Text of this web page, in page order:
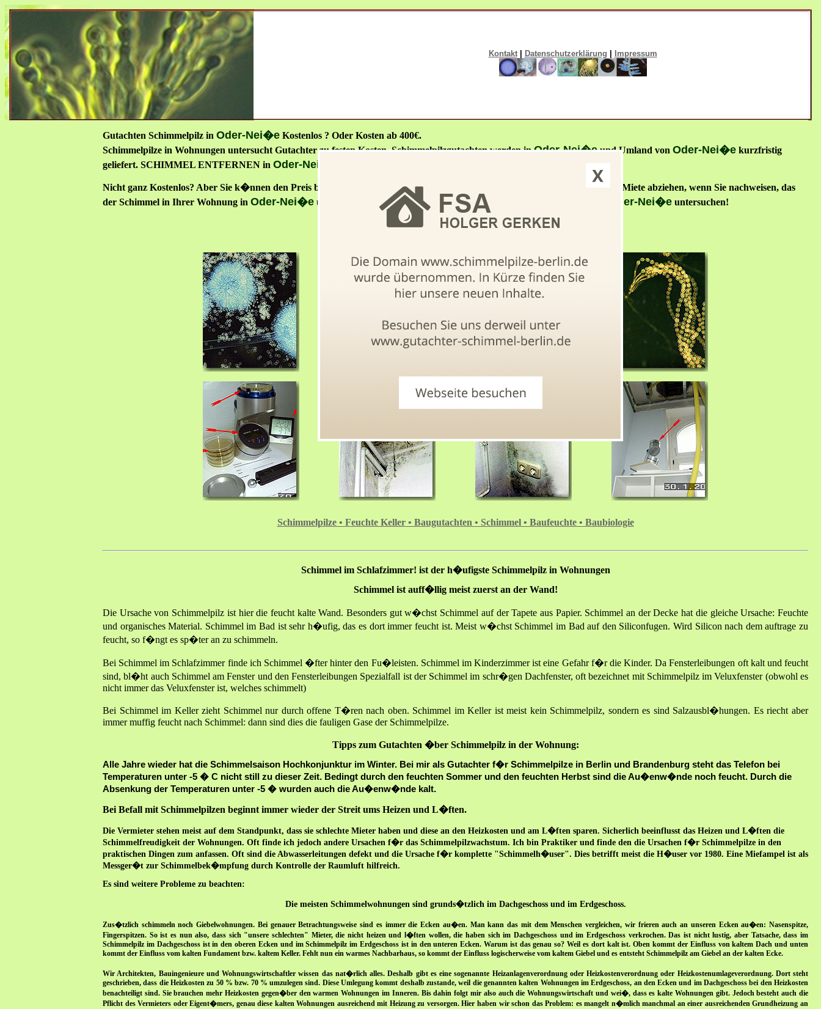
Kontakt| Datenschutzerklärung Impressum
Gutachten Schimmelpilz in Oder-Nei�e Kostenlos ? Oder Kosten ab 400€.
Schimmelpilze in Wohnungen untersucht Gutachter zu festen Kosten. Schimmelpilzgutachten werden inOder-Nei�eund Umland von Oder-Nei�e kurzfristig
geliefert. SCHIMMEL ENTFERNEN in Oder-Nei�e
Nicht ganz Kostenlos? Aber Sie k�nnen den Preis bzw. die Kosten für das Schimmelpilzgutachten in
von der Miete abziehen, wenn Sie nachweisen, das
der Schimmel in Ihrer Wohnung in Oder-Nei�e unverschuldet entstanden ist. Das kann ich als Schimmelgutachter aus Oder-Nei�e untersuchen!
SCHIMMEL GUTACHTER BERLIN
Schimmelpilze • Feuchte Keller • Baugutachten • Schimmel • Baufeuchte • Baubiologie
Schimmel im Schlafzimmer! ist der h�ufigste Schimmelpilz in Wohnungen
Schimmel ist auff�llig meist zuerst an der Wand!
Die Ursache von Schimmelpilz ist hier die feucht kalte Wand. Besonders gut w�chst Schimmel auf der Tapete aus Papier. Schimmel an der Decke hat die gleiche Ursache: Feuchte
und organisches Material. Schimmel im Bad ist sehr h�ufig, das es dort immer feucht ist. Meist w�chst Schimmel im Bad auf den Siliconfugen. Wird Silicon nach dem auftrage zu
feucht, so f�ngt es sp�ter an zu schimmeln.
Bei Schimmel im Schlafzimmer finde ich Schimmel �fter hinter den Fu�leisten. Schimmel im Kinderzimmer ist eine Gefahr f�r die Kinder. Da Fensterleibungen oft kalt und feucht
sind, bl�ht auch Schimmel am Fenster und den Fensterleibungen Spezialfall ist der Schimmel im schr�gen Dachfenster, oft bezeichnet mit Schimmelpilz im Veluxfenster (obwohl es
nicht immer das Veluxfenster ist, welches schimmelt)
Bei Schimmel im Keller zieht Schimmel nur durch offene T�ren nach oben. Schimmel im Keller ist meist kein Schimmelpilz, sondern es sind Salzausbl�hungen. Es riecht aber
immer muffig feucht nach Schimmel: dann sind dies die fauligen Gase der Schimmelpilze.
Tipps zum Gutachten �ber Schimmelpilz in der Wohnung:
Alle Jahre wieder hat die Schimmelsaison Hochkonjunktur im Winter. Bei mir als Gutachter f�r Schimmelpilze in Berlin und Brandenburg steht das Telefon bei
Temperaturen unter -5 � C nicht still zu dieser Zeit. Bedingt durch den feuchten Sommer und den feuchten Herbst sind die Au�enw�nde noch feucht. Durch die
Absenkung der Temperaturen unter -5 � wurden auch die Au�enw�nde kalt.
Bei Befall mit Schimmelpilzen beginnt immer wieder der Streit ums Heizen und L�ften.
Die Vermieter stehen meist auf dem Standpunkt, dass sie schlechte Mieter haben und diese an den Heizkosten und am L�ften sparen. Sicherlich beeinflusst das Heizen und L�ften die
Schimmelfreudigkeit der Wohnungen. Oft finde ich jedoch andere Ursachen f�r das Schimmelpilzwachstum. Ich bin Praktiker und finde den die Ursachen f�r Schimmelpilze in den
praktischen Dingen zum anfassen. Oft sind die Abwasserleitungen defekt und die Ursache f�r komplette "Schimmelh�user". Dies betrifft meist die H�user vor 1980. Eine Miefampel ist als
Messger�t zur Schimmelbek�mpfung durch Kontrolle der Raumluft hilfreich.
Es sind weitere Probleme zu beachten:
Die meisten Schimmelwohnungen sind grunds�tzlich im Dachgeschoss und im Erdgeschoss.
Zus�tzlich schimmeln noch Giebelwohnungen. Bei genauer Betrachtungsweise sind es immer die Ecken au�en. Man kann das mit dem Menschen vergleichen, wir frieren auch an unseren Ecken au�en: Nasenspitze,
Fingerspitzen. So ist es nun also, dass sich "unsere schlechten" Mieter, die nicht heizen und l�ften wollen, die haben sich im Dachgeschoss und im Erdgeschoss verkrochen. Das ist nicht lustig, aber Tatsache, dass im
Schimmelpilz im Dachgeschoss ist in den oberen Ecken und im Schimmelpilz im Erdgeschoss ist in den unteren Ecken. Warum ist das genau so? Weil es dort kalt ist. Oben kommt der Einfluss von kaltem Dach und unten
kommt der Einfluss vom kalten Fundament bzw. kaltem Keller. Fehlt nun ein warmes Nachbarhaus, so kommt der Einfluss logischerweise vom kaltem Giebel und es entsteht Schimmelpilz am Giebel an der kalten Ecke.
Wir Architekten, Bauingenieure und Wohnungswirtschaftler wissen das nat�rlich alles. Deshalb gibt es eine sogenannte Heizanlagenverordnung oder Heizkostenverordnung oder Heizkostenumlageverordnung. Dort steht
geschrieben, dass die Heizkosten zu 50 % bzw. 70 % umzulegen sind. Diese Umlegung kommt deshalb zustande, weil die genannten kalten Wohnungen im Erdgeschoss, an den Ecken und im Dachgeschoss bei den Heizkosten
benachteiligt sind. Sie brauchen mehr Heizkosten gegen�ber den warmen Wohnungen im Inneren. Bis dahin folgt mir also auch die Wohnungswirtschaft und wei�, dass es kalte Wohnungen gibt. Jedoch besteht auch die
Pflicht des Vermieters oder Eigent�mers, genau diese kalten Wohnungen ausreichend mit Heizung zu versorgen. Hier haben wir schon das Problem: es mangelt n�mlich manchmal an einer ausreichenden Grundheizung an